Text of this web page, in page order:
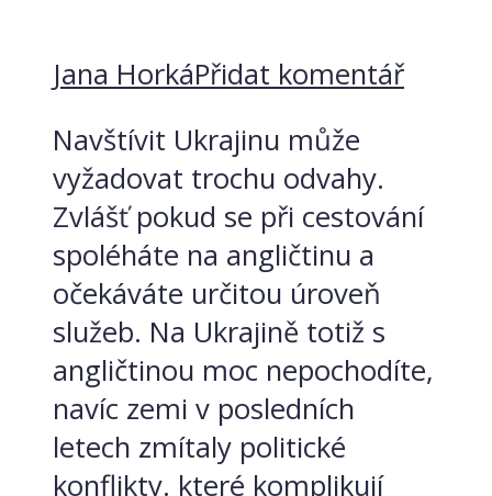
Jana HorkáPřidat komentář
Navštívit Ukrajinu může
vyžadovat trochu odvahy.
Zvlášť pokud se při cestování
spoléháte na angličtinu a
očekáváte určitou úroveň
služeb. Na Ukrajině totiž s
angličtinou moc nepochodíte,
navíc zemi v posledních
letech zmítaly politické
konflikty. které komplikují